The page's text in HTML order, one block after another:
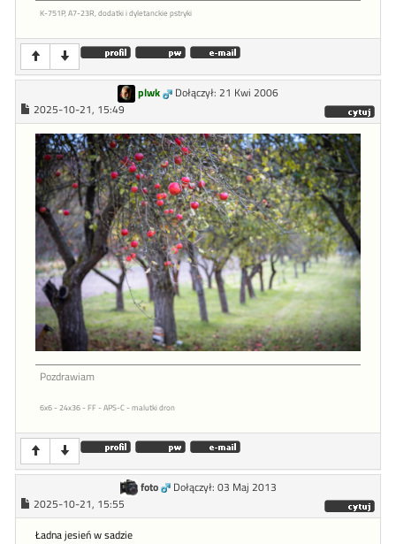
K-751P, A7-23R, dodatki i dyletanckie pstryki
plwk
Dołączył: 21 Kwi 2006
2025-10-21, 15:49
Pozdrawiam
6x6 - 24x36 - FF - APS-C - malutki dron
foto
Dołączył: 03 Maj 2013
2025-10-21, 15:55
Ładna jesień w sadzie